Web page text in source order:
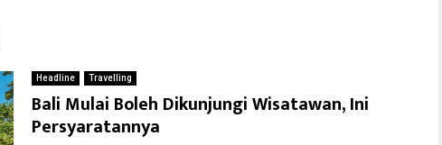
Headline Travelling
Bali Mulai Boleh Dikunjungi Wisatawan, Ini
Persyaratannya